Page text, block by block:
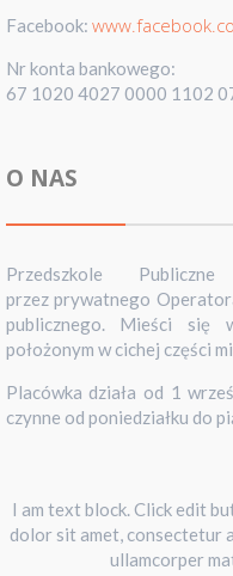
Facebook:
Nr konta bankowego:
67 1020 4027 0000 1102
O NAS
Przedszkole
przez prywatnego
publicznego. Mieści się
położonym w cichej części
Placówka działa od 1
czynne od poniedziałku do
I am text block. Click edit
dolor sit amet, consectetur
ullamcorper